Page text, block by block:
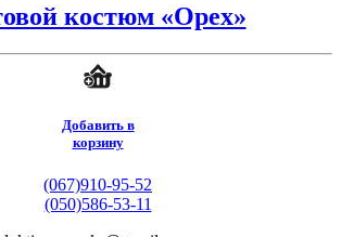
костюм «Орех»
Добавить в
корзину
(067)910-95-52
(050)586-53-11